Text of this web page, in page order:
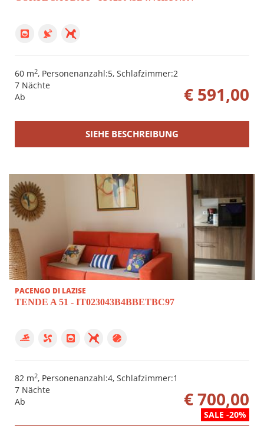
60 m2, Personenanzahl:5, Schlafzimmer:2
€ 591,00
7 Nächte
Ab
SIEHE BESCHREIBUNG
PACENGO DI LAZISE
TENDE A 51 - IT023043B4BBETBC97
82 m2, Personenanzahl:4, Schlafzimmer:1
€ 700,00
7 Nächte
Ab
SALE -20%